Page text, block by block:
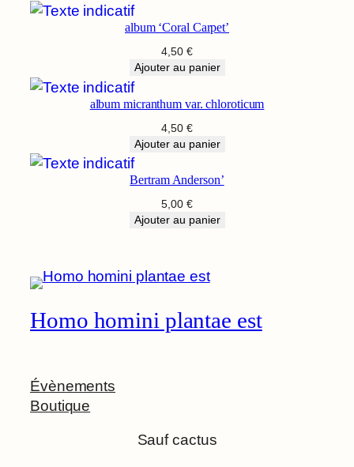
album ‘Coral Carpet’
4,50 €
Ajouter au panier
album micranthum var. chloroticum
4,50 €
Ajouter au panier
Bertram Anderson’
5,00 €
Ajouter au panier
Homo homini plantae est
Évènements
Boutique
Sauf cactus